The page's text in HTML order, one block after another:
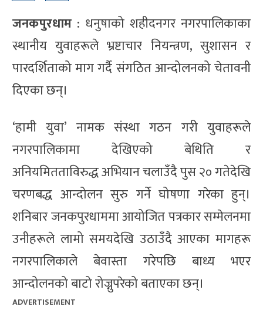
जनकपुरधाम : धनुषाको शहीदनगर नगरपालिकाका
स्थानीय युवाहरूले भ्रष्टाचार नियन्त्रण, सुशासन र
पारदर्शिताको माग गर्दै संगठित आन्दोलनको चेतावनी
दिएका छन्।
‘हामी युवा’ नामक संस्था गठन गरी युवाहरूले
नगरपालिकामा देखिएको बेथिति र
अनियमितताविरुद्ध अभियान चलाउँदै पुस २० गतेदेखि
चरणबद्ध आन्दोलन सुरु गर्ने घोषणा गरेका हुन्।
शनिबार जनकपुरधाममा आयोजित पत्रकार सम्मेलनमा
उनीहरूले लामो समयदेखि उठाउँदै आएका मागहरू
नगरपालिकाले बेवास्ता गरेपछि बाध्य भएर
आन्दोलनको बाटो रोज्नुपरेको बताएका छन्।
ADVERTISEMENT